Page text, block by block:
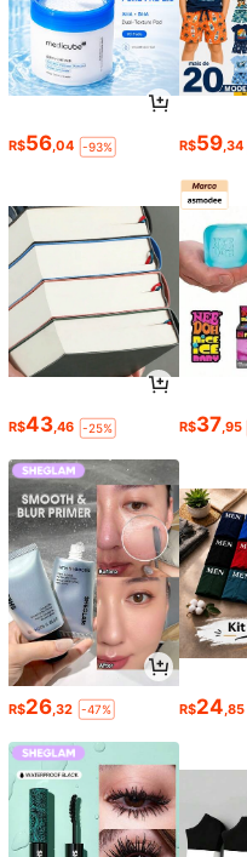
R$56,04 -93% R$59,34
R$43,46 -25% R$37,95
R$26 ,32 -47% R$24 ,85